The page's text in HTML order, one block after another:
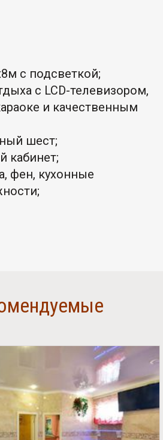
с подсветкой;
с LCD-телевизором,
и качественным
шест;
кабинет;
фен, кухонные